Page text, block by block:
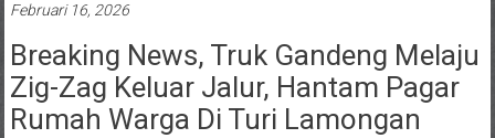
Februari 16, 2026
Breaking News, Truk Gandeng Melaju
Zig-Zag Keluar Jalur, Hantam Pagar
Rumah Warga Di Turi Lamongan